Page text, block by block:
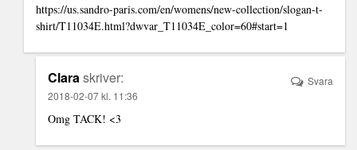
https://us.sandro-paris.com/en/womens/new-collection/slogan-t-
shirt/T11034E.html?dwvar_T11034E_color=60#start=1
Clara skriver:
2018-02-07 kl. 11:36
Omg TACK! <3
Svara